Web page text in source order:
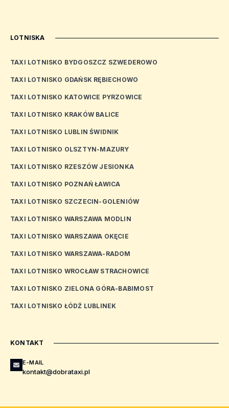
LOTNISKA
TAXI LOTNISKO BYDGOSZCZ SZWEDEROWO
TAXI LOTNISKO GDAŃSK RĘBIECHOWO
TAXI LOTNISKO KATOWICE PYRZOWICE
TAXI LOTNISKO KRAKÓW BALICE
TAXI LOTNISKO LUBLIN ŚWIDNIK
TAXI LOTNISKO OLSZTYN-MAZURY
TAXI LOTNISKO RZESZÓW JESIONKA
TAXI LOTNISKO POZNAŃ ŁAWICA
TAXI LOTNISKO SZCZECIN-GOLENIÓW
TAXI LOTNISKO WARSZAWA MODLIN
TAXI LOTNISKO WARSZAWA OKĘCIE
TAXI LOTNISKO WARSZAWA-RADOM
TAXI LOTNISKO WROCŁAW STRACHOWICE
TAXI LOTNISKO ZIELONA GÓRA-BABIMOST
TAXI LOTNISKO ŁÓDŹ LUBLINEK
KONTAKT
E-MAIL
kontakt@dobrataxi.pl